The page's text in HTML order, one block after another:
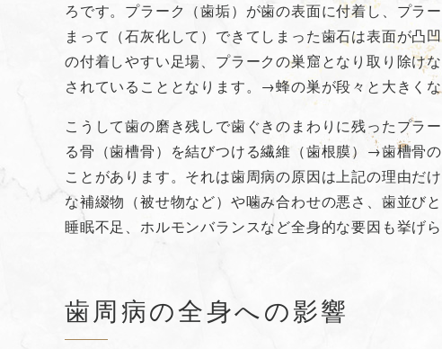
ろです。プラーク（歯垢）が歯の表面に付着し、プラ
まって（石灰化して）できてしまった歯石は表面が凸
の付着しやすい足場、プラークの巣窟となり取り除け
されていることとなります。→蜂の巣が段々と大きくな
こうして歯の磨き残しで歯ぐきのまわりに残ったプ
る骨（歯槽骨）を結びつける繊維（歯根膜）→歯槽骨
ことがあります。それは歯周病の原因は上記の理由だ
な補綴物（被せ物など）や噛み合わせの悪さ、歯並び
睡眠不足、ホルモンバランスなど全身的な要因も挙げら
歯周病の全身への影響